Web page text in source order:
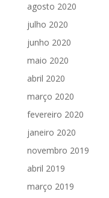
agosto 2020
julho 2020
junho 2020
maio 2020
abril 2020
março 2020
fevereiro 2020
janeiro 2020
novembro 2019
abril 2019
março 2019